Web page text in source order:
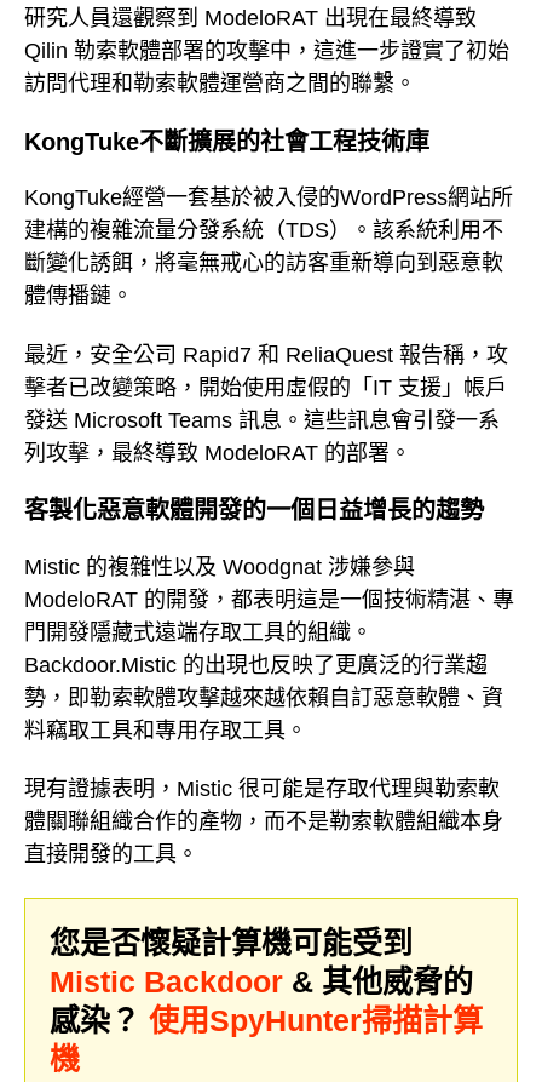
研究人員還觀察到 ModeloRAT 出現在最終導致
Qilin 勒索軟體部署的攻擊中，這進一步證實了初始
訪問代理和勒索軟體運營商之間的聯繫。
KongTuke不斷擴展的社會工程技術庫
KongTuke經營一套基於被入侵的WordPress網站所
建構的複雜流量分發系統（TDS）。該系統利用不
斷變化誘餌，將毫無戒心的訪客重新導向到惡意軟
體傳播鏈。
最近，安全公司 Rapid7 和 ReliaQuest 報告稱，攻
擊者已改變策略，開始使用虛假的「IT 支援」帳戶
發送 Microsoft Teams 訊息。這些訊息會引發一系
列攻擊，最終導致 ModeloRAT 的部署。
客製化惡意軟體開發的一個日益增長的趨勢
Mistic 的複雜性以及 Woodgnat 涉嫌參與
ModeloRAT 的開發，都表明這是一個技術精湛、專
門開發隱藏式遠端存取工具的組織。
Backdoor.Mistic 的出現也反映了更廣泛的行業趨
勢，即勒索軟體攻擊越來越依賴自訂惡意軟體、資
料竊取工具和專用存取工具。
現有證據表明，Mistic 很可能是存取代理與勒索軟
體關聯組織合作的產物，而不是勒索軟體組織本身
直接開發的工具。
您是否懷疑計算機可能受到
Mistic Backdoor & 其他威脅的
感染？ 使用SpyHunter掃描計算
機